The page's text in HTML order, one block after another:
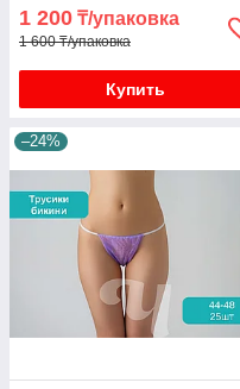
1 200 ₸/упаковка
1 600 ₸/упаковка
Купить
–24%